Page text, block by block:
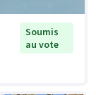
Soumis
au vote